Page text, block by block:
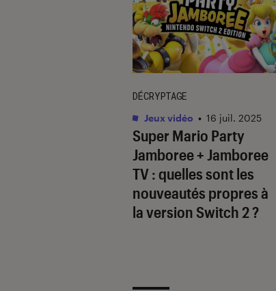
Super Mario Party
Jamboree + Jamboree
TV: quelles sont les
nouveautés propres à
la version Switch 2 ?
DÉCRYPTAGE
Jeux vidéo • 16 juil. 2025